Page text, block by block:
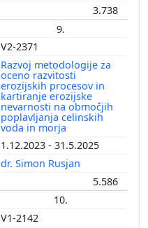
3.738
9.
V2-2371
Razvoj metodologije za
oceno razvitosti
erozijskih procesov in
kartiranje erozijske
nevarnosti na območjih
poplavljanja celinskih
voda in morja
1.12.2023 - 31.5.2025
dr. Simon Rusjan
5.586
10.
V1-2142